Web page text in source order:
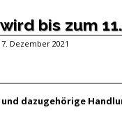
bis zum
Dezember 2021
dazugehörige